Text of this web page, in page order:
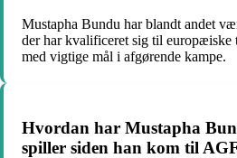
Mustapha Bundu har blandt andet
der har kvalificeret sig til europæiske
med vigtige mål i afgørende kampe.
Hvordan har Mustapha
spiller siden han kom til